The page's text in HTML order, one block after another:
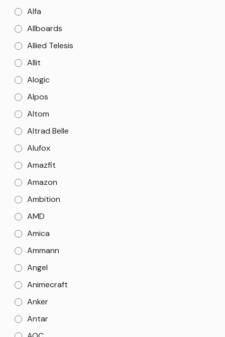
Alfa
Allboards
Allied Telesis
Allit
Alogic
Alpos
Altom
Altrad Belle
Alufox
Amazfit
Amazon
Ambition
AMD
Amica
Ammann
Angel
Animecraft
Anker
Antar